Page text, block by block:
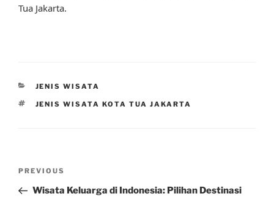
Tua Jakarta.
CATEGORIES
JENIS WISATA
TAGS
JENIS WISATA KOTA TUA JAKARTA
Previous
Post
PREVIOUS
Wisata Keluarga di Indonesia: Pilihan Destinasi